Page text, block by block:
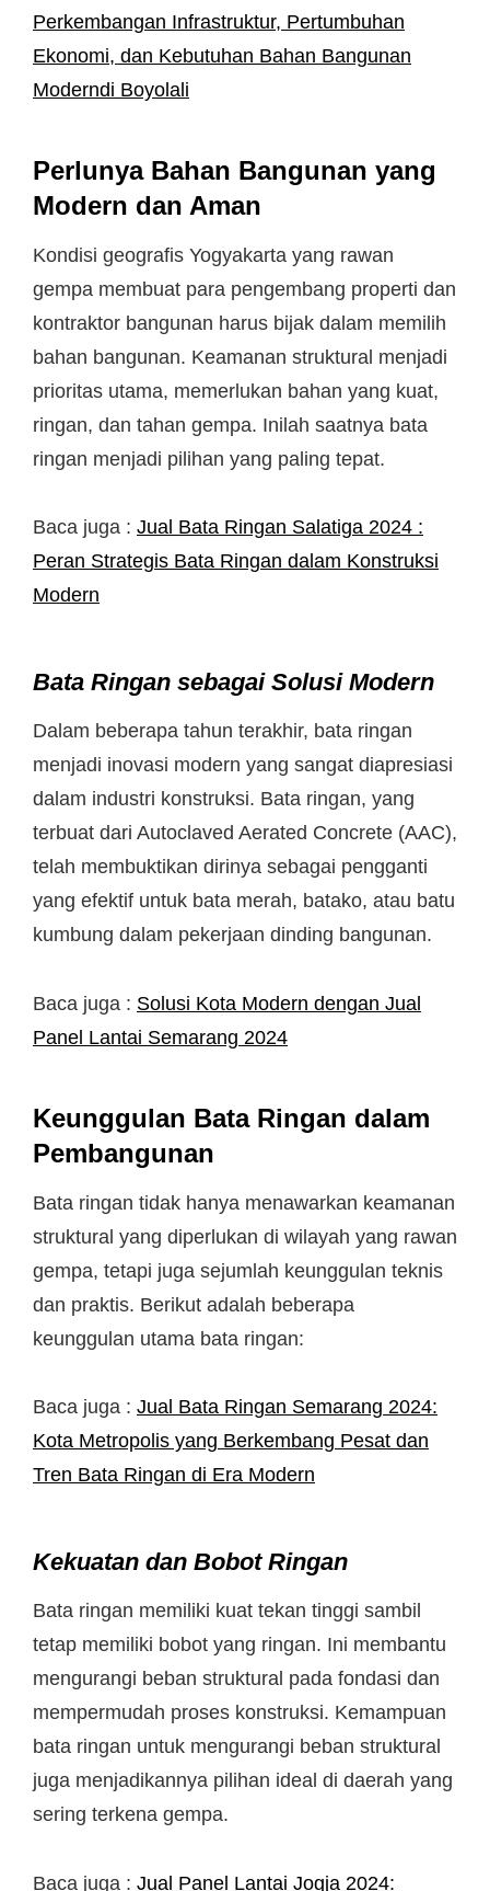
Perkembangan Infrastruktur, Pertumbuhan
Ekonomi, dan Kebutuhan Bahan Bangunan
Moderndi Boyolali
Perlunya Bahan Bangunan yang
Modern dan Aman
Kondisi geografis Yogyakarta yang rawan
gempa membuat para pengembang properti dan
kontraktor bangunan harus bijak dalam memilih
bahan bangunan. Keamanan struktural menjadi
prioritas utama, memerlukan bahan yang kuat,
ringan, dan tahan gempa. Inilah saatnya bata
ringan menjadi pilihan yang paling tepat.
Baca juga : Jual Bata Ringan Salatiga 2024 :
Peran Strategis Bata Ringan dalam Konstruksi
Modern
Bata Ringan sebagai Solusi Modern
Dalam beberapa tahun terakhir, bata ringan
menjadi inovasi modern yang sangat diapresiasi
dalam industri konstruksi. Bata ringan, yang
terbuat dari Autoclaved Aerated Concrete (AAC),
telah membuktikan dirinya sebagai pengganti
yang efektif untuk bata merah, batako, atau batu
kumbung dalam pekerjaan dinding bangunan.
Baca juga : Solusi Kota Modern dengan Jual
Panel Lantai Semarang 2024
Keunggulan Bata Ringan dalam
Pembangunan
Bata ringan tidak hanya menawarkan keamanan
struktural yang diperlukan di wilayah yang rawan
gempa, tetapi juga sejumlah keunggulan teknis
dan praktis. Berikut adalah beberapa
keunggulan utama bata ringan:
Baca juga : Jual Bata Ringan Semarang 2024:
Kota Metropolis yang Berkembang Pesat dan
Tren Bata Ringan di Era Modern
Kekuatan dan Bobot Ringan
Bata ringan memiliki kuat tekan tinggi sambil
tetap memiliki bobot yang ringan. Ini membantu
mengurangi beban struktural pada fondasi dan
mempermudah proses konstruksi. Kemampuan
bata ringan untuk mengurangi beban struktural
juga menjadikannya pilihan ideal di daerah yang
sering terkena gempa.
Baca juga : Jual Panel Lantai Jogja 2024: